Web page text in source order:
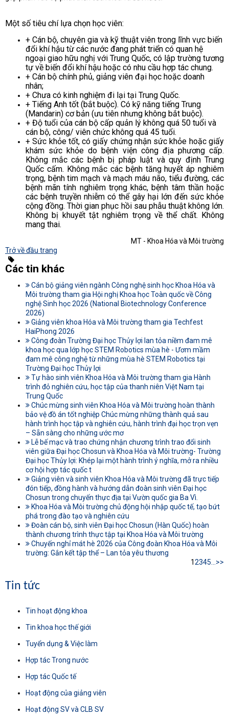
Một số tiêu chí lựa chọn học viên:
+ Cán bộ, chuyên gia và kỹ thuật viên trong lĩnh vực biến
đổi khí hậu từ các nước đang phát triển có quan hệ
ngoại giao hữu nghị với Trung Quốc, có lập trường tương
tự về biến đổi khí hậu hoặc có nhu cầu hợp tác chung.
+ Cán bộ chính phủ, giảng viên đại học hoặc doanh
nhân;
+ Chưa có kinh nghiệm đi lại tại Trung Quốc.
+ Tiếng Anh tốt (bắt buộc). Có kỹ năng tiếng Trung
(Mandarin) cơ bản (ưu tiên nhưng không bắt buộc).
+ Độ tuổi của cán bộ cấp quản lý không quá 50 tuổi và
cán bộ, công/ viên chức không quá 45 tuổi.
+ Sức khỏe tốt, có giấy chứng nhận sức khỏe hoặc giấy
khám sức khỏe do bệnh viện công địa phương cấp.
Không mắc các bệnh bị pháp luật và quy định Trung
Quốc cấm. Không mắc các bệnh tăng huyết áp nghiêm
trọng, bệnh tim mạch và mạch máu não, tiểu đường, các
bệnh mãn tính nghiêm trọng khác, bệnh tâm thần hoặc
các bệnh truyền nhiễm có thể gây hại lớn đến sức khỏe
cộng đồng. Thời gian phục hồi sau phẫu thuật không lớn.
Không bị khuyết tật nghiêm trọng về thể chất. Không
mang thai.
MT - Khoa Hóa và Môi trường
Trở về đầu trang
Các tin khác
Cán bộ giảng viên ngành Công nghệ sinh học Khoa Hóa và
Môi trường tham gia Hội nghị Khoa học Toàn quốc về Công
nghệ Sinh học 2026 (National Biotechnology Conference
2026)
Giảng viên khoa Hóa và Môi trường tham gia Techfest
HaiPhong 2026
Công đoàn Trường Đại học Thủy lợi lan tỏa niềm đam mê
khoa học qua lớp học STEM Robotics mùa hè - Ươm mầm
đam mê công nghệ từ những mùa hè STEM Robotics tại
Trường Đại học Thủy lợi
Tự hào sinh viên Khoa Hóa và Môi trường tham gia Hành
trình đỏ nghiên cứu, học tập của thanh niên Việt Nam tại
Trung Quốc
Chúc mừng sinh viên Khoa Hóa và Môi trường hoàn thành
bảo vệ đồ án tốt nghiệp Chúc mừng những thành quả sau
hành trình học tập và nghiên cứu, hành trình đại học trọn vẹn
– Sẵn sàng cho những ước mơ
Lễ bế mạc và trao chứng nhận chương trình trao đổi sinh
viên giữa Đại học Chosun và Khoa Hóa và Môi trường- Trường
Đại học Thủy lợi: Khép lại một hành trình ý nghĩa, mở ra nhiều
cơ hội hợp tác quốc t
Giảng viên và sinh viên Khoa Hóa và Môi trường đã trực tiếp
đón tiếp, đồng hành và hướng dẫn đoàn sinh viên Đại học
Chosun trong chuyến thực địa tại Vườn quốc gia Ba Vì.
Khoa Hóa và Môi trường chủ động hội nhập quốc tế, tạo bứt
phá trong đào tạo và nghiên cứu
Đoàn cán bộ, sinh viên Đại học Chosun (Hàn Quốc) hoàn
thành chương trình thực tập tại Khoa Hóa và Môi trường
Chuyến nghỉ mát hè 2026 của Công đoàn Khoa Hóa và Môi
trường: Gắn kết tập thể – Lan tỏa yêu thương
12345 >>
Tin tức
Tin hoạt động khoa
Tin khoa học thế giới
Tuyển dụng & Việc làm
Hợp tác Trong nước
Hợp tác Quốc tế
Hoạt động của giảng viên
Hoạt động SV và CLB SV